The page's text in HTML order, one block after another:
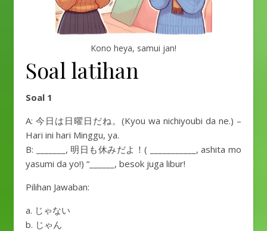
Kono heya, samui jan!
Soal latihan
Soal 1
A: 今日は日曜日だね。(Kyou wa nichiyoubi da ne.) –
Hari ini hari Minggu, ya.
B: _______, 明日も休みだよ！( ___________, ashita mo
yasumi da yo!) “______, besok juga libur!
Pilihan Jawaban:
a. じゃない
b. じゃん